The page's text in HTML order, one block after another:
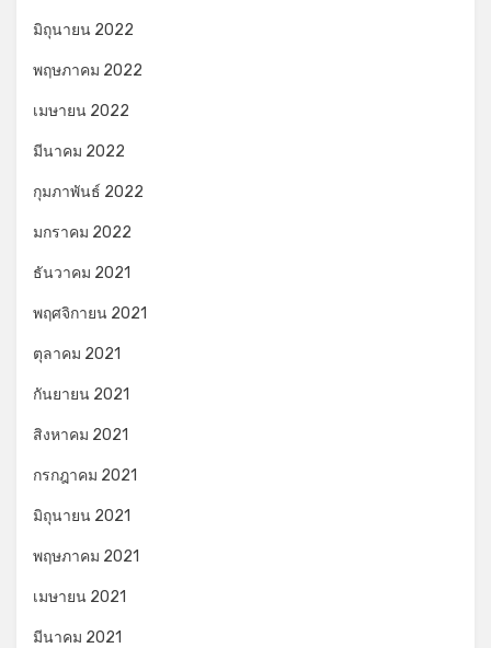
มิถุนายน 2022
พฤษภาคม 2022
เมษายน 2022
มีนาคม 2022
กุมภาพันธ์ 2022
มกราคม 2022
ธันวาคม 2021
พฤศจิกายน 2021
ตุลาคม 2021
กันยายน 2021
สิงหาคม 2021
กรกฎาคม 2021
มิถุนายน 2021
พฤษภาคม 2021
เมษายน 2021
มีนาคม 2021